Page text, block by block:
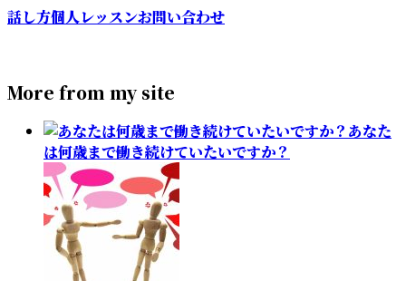
話し方個人レッスンお問い合わせ
More from my site
あなた
は何歳まで働き続けていたいですか？